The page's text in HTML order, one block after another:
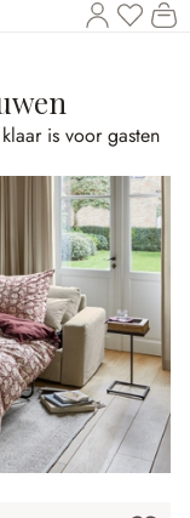
U
is voor gasten